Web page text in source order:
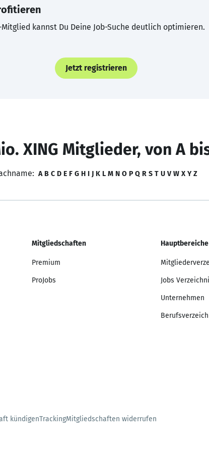
kannst Du Deine Job-Suche deutlich optimieren.
Jetzt registrieren
XING Mitglieder, von A
A B C D E F G H I J K L M N O P Q R S T U V W X Y Z
Mitgliedschaften
Premium
ProJobs
Hauptbereiche
Jobs
Unternehmen
kündigenTrackingMitgliedschaften widerrufen